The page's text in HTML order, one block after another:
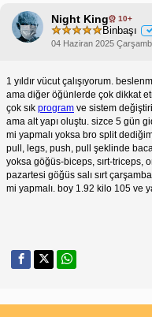
Night King 10+
Binbaşı
04 Haziran 2025
1 yıldır vücut çalışıyorum.
ama diğer öğünlerde çok dikkat
çok sık program ve sistem
ama alt yapı oluştu. sizce 5 gün
mi yapmalı yoksa bro split
pull, legs, push, pull şeklinde
yoksa göğüs-biceps, sırt-triceps,
pazartesi göğüs salı sırt
mi yapmalı. boy 1.92 kilo 105 ve